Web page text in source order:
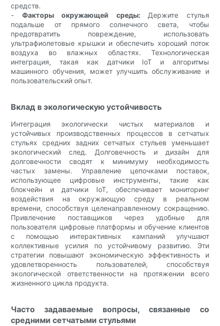
средств.
- Факторы окружающей среды: Держите стулья
подальше от прямого солнечного света, чтобы
предотвратить повреждение, использовать
ультрафиолетовые крышки и обеспечить хороший поток
воздуха во влажных областях. Технологическая
интеграция, такая как датчики IoT и алгоритмы
машинного обучения, может улучшить обслуживание и
пользовательский опыт.
Вклад в экологическую устойчивость
Интеграция экологически чистых материалов и
устойчивых производственных процессов в сетчатых
стульях средних задних сетчатых стульев уменьшает
экологический след. Долговечность и дизайн для
долговечности сводят к минимуму необходимость
частых замены. Управление цепочками поставок,
использующее цифровые инструменты, такие как
блокчейн и датчики IoT, обеспечивает мониторинг
воздействия на окружающую среду в реальном
времени, способствуя целенаправленному сокращению.
Привлечение поставщиков через удобные для
пользователя цифровые платформы и обучение клиентов
с помощью интерактивных кампаний улучшают
коллективные усилия по устойчивому развитию. Эти
стратегии повышают экономическую эффективность и
удовлетворенность пользователей, способствуя
экологической ответственности на протяжении всего
жизненного цикла продукта.
Часто задаваемые вопросы, связанные со
средними сетчатыми стульями